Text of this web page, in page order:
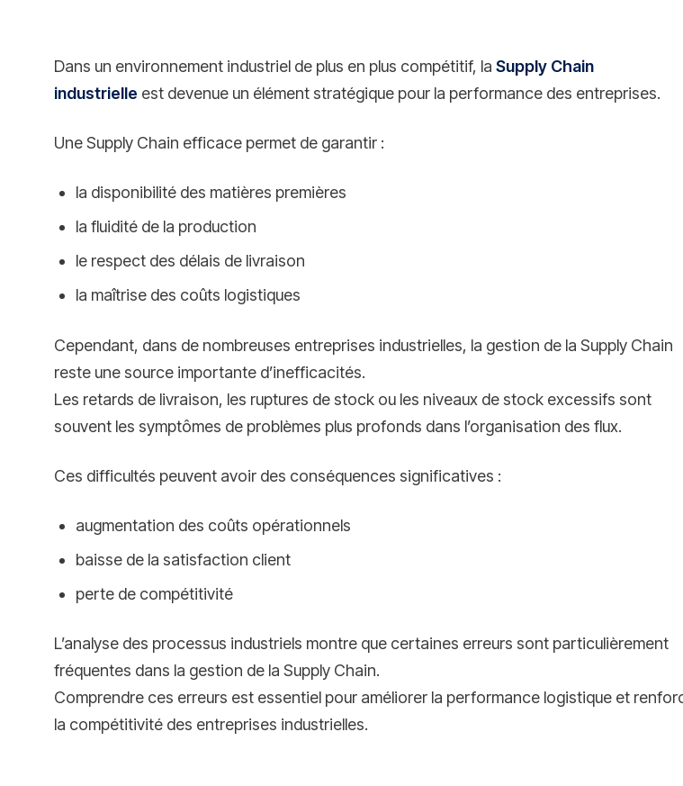
Dans un environnement industriel de plus en plus compétitif, la Supply Chain
industrielle est devenue un élément stratégique pour la performance des entreprises.
Une Supply Chain efficace permet de garantir :
la disponibilité des matières premières
la fluidité de la production
le respect des délais de livraison
la maîtrise des coûts logistiques
Cependant, dans de nombreuses entreprises industrielles, la gestion de la Supply Chain
reste une source importante d’inefficacités.
Les retards de livraison, les ruptures de stock ou les niveaux de stock excessifs sont
souvent les symptômes de problèmes plus profonds dans l’organisation des flux.
Ces difficultés peuvent avoir des conséquences significatives :
augmentation des coûts opérationnels
baisse de la satisfaction client
perte de compétitivité
L’analyse des processus industriels montre que certaines erreurs sont particulièrement
fréquentes dans la gestion de la Supply Chain.
Comprendre ces erreurs est essentiel pour améliorer la performance logistique et
la compétitivité des entreprises industrielles.